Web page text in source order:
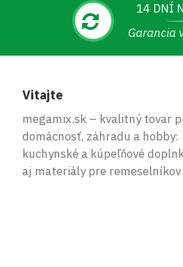
14 DNÍ
Garancia
Vitajte
megamix.sk – kvalitný tovar
domácnosť, záhradu a hobby:
kuchynské a kúpeľňové
aj materiály pre remeselníkov